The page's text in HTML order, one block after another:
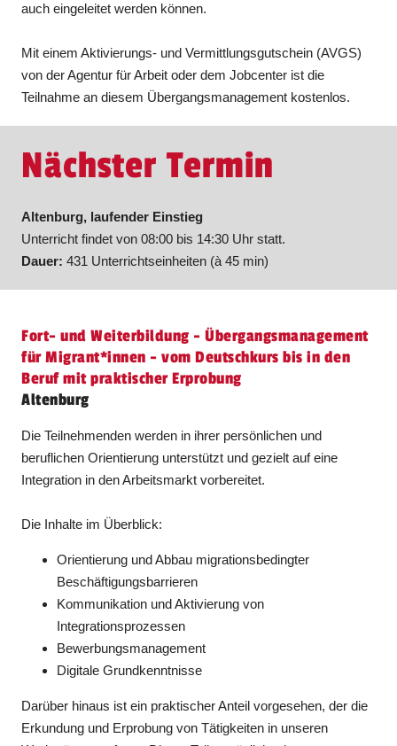
auch eingeleitet werden können.
Mit einem Aktivierungs- und Vermittlungsgutschein (AVGS)
von der Agentur für Arbeit oder dem Jobcenter ist die
Teilnahme an diesem Übergangsmanagement kostenlos.
Nächster Termin
Altenburg, laufender Einstieg
Unterricht findet von 08:00 bis 14:30 Uhr statt.
Dauer: 431 Unterrichtseinheiten (à 45 min)
Fort- und Weiterbildung - Übergangsmanagement
für Migrant​*innen - vom Deutschkurs bis in den
Beruf mit praktischer Erprobung
Altenburg
Die Teilnehmenden werden in ihrer persönlichen und
beruflichen Orientierung unterstützt und gezielt auf eine
Integration in den Arbeitsmarkt vorbereitet.
Die Inhalte im Überblick:
Orientierung und Abbau migrationsbedingter
Beschäftigungsbarrieren
Kommunikation und Aktivierung von
Integrationsprozessen
Bewerbungsmanagement
Digitale Grundkenntnisse
Darüber hinaus ist ein praktischer Anteil vorgesehen, der die
Erkundung und Erprobung von Tätigkeiten in unseren